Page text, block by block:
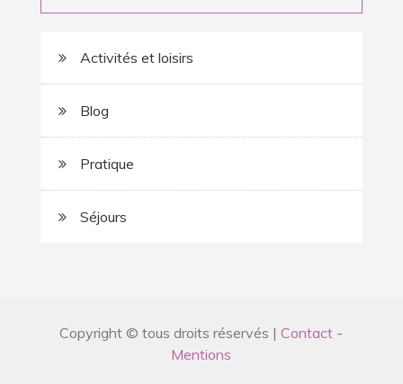
Activités et loisirs
Blog
Pratique
Séjours
Copyright © tous droits réservés |Contact -
Mentions